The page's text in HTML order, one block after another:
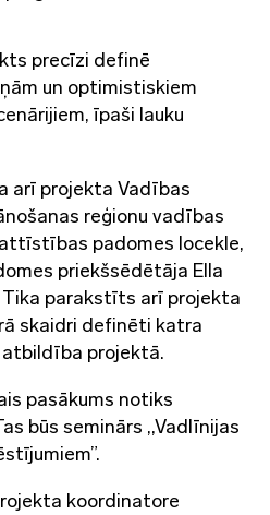
precīzi definē
un optimistiskiem
īpaši lauku
arī projekta Vadības
reģionu vadības
padomes locekle,
priekšsēdētāja Ella
parakstīts arī projekta
skaidri definēti katra
atbildība projektā.
pasākums notiks
būs seminārs ,,Vadlīnijas
koordinatore